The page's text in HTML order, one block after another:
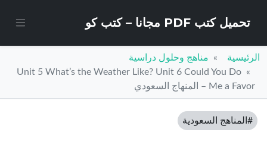
تحميل كتب PDF مجانا – كتب كو
الرئيسية
مناهج وحلول دراسية
Unit 5 What’s the Weather Like? Unit 6 Could You Do
Me a Favor – المنهاج السعودي
#المناهج السعودية